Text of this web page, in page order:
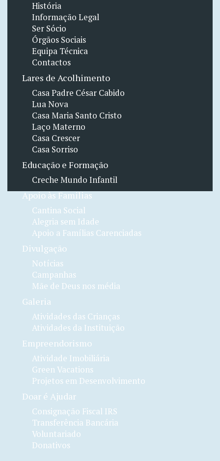
História
Informação Legal
Ser Sócio
Órgãos Sociais
Equipa Técnica
Contactos
Lares de Acolhimento
Casa Padre César Cabido
Lua Nova
Casa Maria Santo Cristo
Laço Materno
Casa Crescer
Casa Sorriso
Educação e Formação
Creche Mundo Infantil
Apoio às Familias
Cantina Social
Alegria sem Idade
Apoio a Famílias Carenciadas
Divulgação
Notícias
Campanhas
Mãe de Deus nos média
Galeria
Atividades das Crianças
Atividades da Instituição
Empreendorismo
Atividade Imobiliária
Green Vacations
Projetos em Desenvolvimento
Doar é Ajudar
Consignação Fiscal IRS
Transferência Bancária
Voluntariado
Donativos